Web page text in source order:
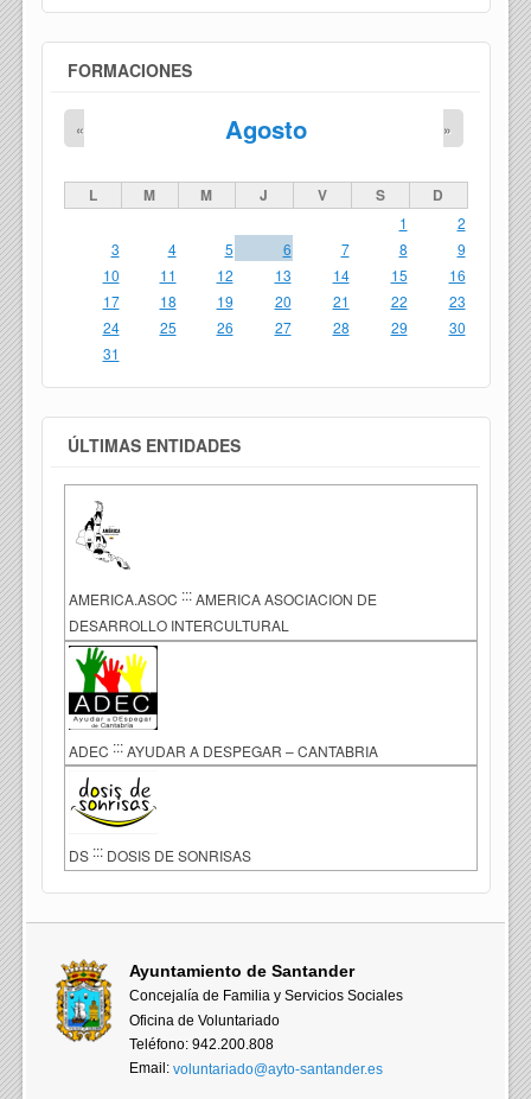
FORMACIONES
Agosto
« »
L M M J V S D
1
2
3
4 5 6 7 8
9
10
11 12 13 14 15
16
17
18 19 20 21 22
23
24
25 26 27 28 29
30
31
ÚLTIMAS ENTIDADES
AMERICA.ASOC ::: AMERICA ASOCIACION DE
DESARROLLO INTERCULTURAL
ADEC ::: AYUDAR A DESPEGAR – CANTABRIA
DS ::: DOSIS DE SONRISAS
Ayuntamiento de Santander
Concejalía de Familia y Servicios Sociales
Oficina de Voluntariado
Teléfono: 942.200.808
Email:voluntariado@ayto-santander.es